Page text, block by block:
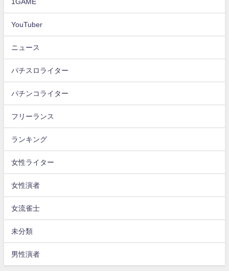
YouTuber
ニュース
パチスロライター
パチンコライター
フリーランス
ランキング
女性ライター
女性演者
女流雀士
未分類
男性演者